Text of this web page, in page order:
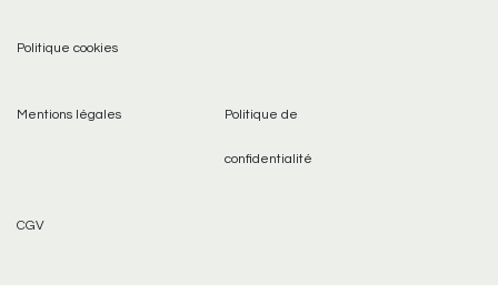
Politique cookies
Mentions légales Politique de
confidentialité
CGV